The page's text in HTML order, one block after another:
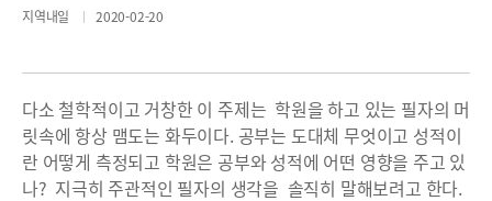
지역내일 2020-02-20
다소 철학적이고 거창한 이 주제는 학원을 하고 있는 필자의 머
릿속에 항상 맴도는 화두이다. 공부는 도대체 무엇이고 성적이
란 어떻게 측정되고 학원은 공부와 성적에 어떤 영향을 주고 있
나? 지극히 주관적인 필자의 생각을 솔직히 말해보려고 한다.